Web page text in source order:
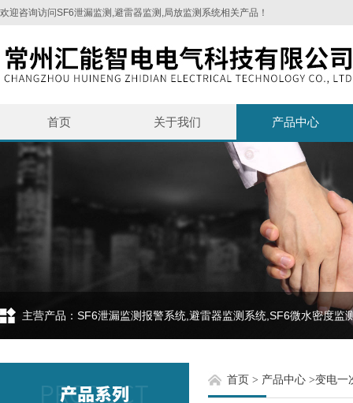
欢迎咨询访问SF6泄漏监测,避雷器监测,局放监测系统相关产品！
首页 关于我们 产品中心
首页 > 产品中心 >变电一